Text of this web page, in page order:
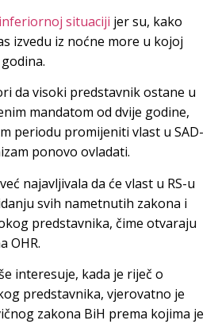
situaciji jer su, kako
izvedu iz noćne more u kojoj
da visoki predstavnik ostane u
mandatom od dvije godine,
periodu promijeniti vlast u SAD-
ponovo ovladati.
najavljivala da će vlast u RS-u
svih nametnutih zakona i
predstavnika, čime otvaraju
OHR.
interesuje, kada je riječ o
predstavnika, vjerovatno je
zakona BiH prema kojima je